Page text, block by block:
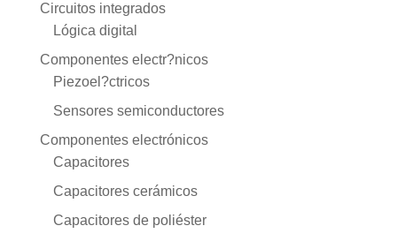
Circuitos integrados
Lógica digital
Componentes electr?nicos
Piezoel?ctricos
Sensores semiconductores
Componentes electrónicos
Capacitores
Capacitores cerámicos
Capacitores de poliéster